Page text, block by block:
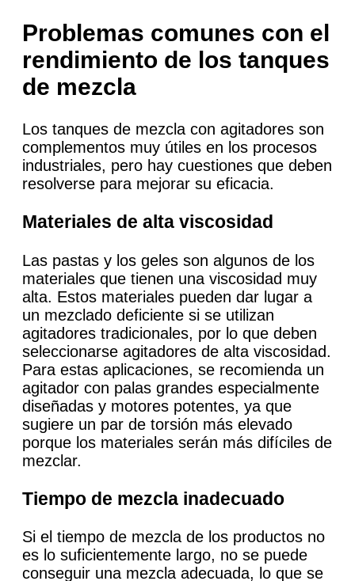
Problemas comunes con el
rendimiento de los tanques
de mezcla
Los tanques de mezcla con agitadores son
complementos muy útiles en los procesos
industriales, pero hay cuestiones que deben
resolverse para mejorar su eficacia.
Materiales de alta viscosidad
Las pastas y los geles son algunos de los
materiales que tienen una viscosidad muy
alta. Estos materiales pueden dar lugar a
un mezclado deficiente si se utilizan
agitadores tradicionales, por lo que deben
seleccionarse agitadores de alta viscosidad.
Para estas aplicaciones, se recomienda un
agitador con palas grandes especialmente
diseñadas y motores potentes, ya que
sugiere un par de torsión más elevado
porque los materiales serán más difíciles de
mezclar.
Tiempo de mezcla inadecuado
Si el tiempo de mezcla de los productos no
es lo suficientemente largo, no se puede
conseguir una mezcla adecuada, lo que se